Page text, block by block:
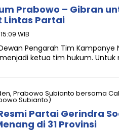
Prabowo – Gibran
Lintas Partai
WIB
Dewan Pengarah Tim
ketua tim hukum.
Partai Gerindra
di 31 Provinsi